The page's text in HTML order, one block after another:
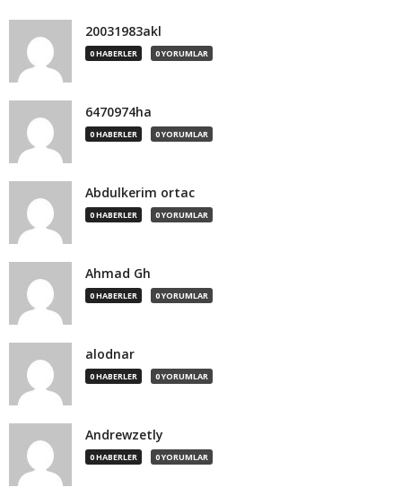
20031983akl
0 HABERLER 0 YORUMLAR
6470974ha
0 HABERLER 0 YORUMLAR
Abdulkerim ortac
0 HABERLER 0 YORUMLAR
Ahmad Gh
0 HABERLER 0 YORUMLAR
alodnar
0 HABERLER 0 YORUMLAR
Andrewzetly
0 HABERLER 0 YORUMLAR